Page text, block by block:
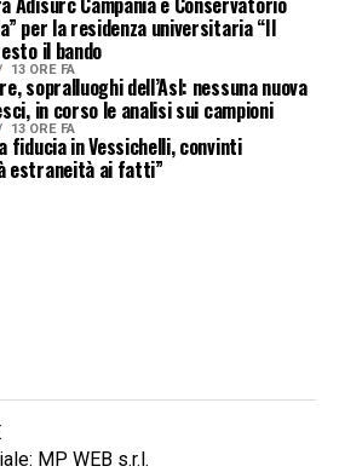
per la residenza universitaria “Il
il bando
13 ORE FA
sopralluoghi dell’Asl: nessuna nuova
in corso le analisi sui campioni
13 ORE FA
fiducia in Vessichelli, convinti
estraneità ai fatti”
MP WEB s.r.l.